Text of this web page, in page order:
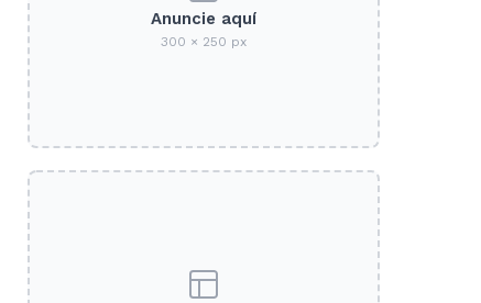
Anuncie aquí
300 × 250 px